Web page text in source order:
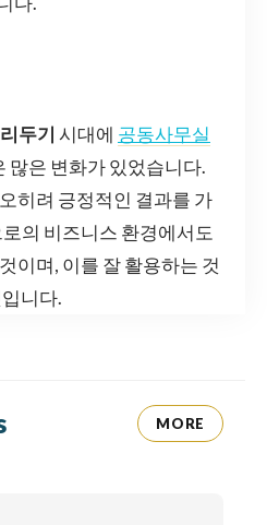
두기 시대에 공동사무실
많은 변화가 있었습니다.
히려 긍정적인 결과를 가
의 비즈니스 환경에서도
이며, 이를 잘 활용하는 것
니다.
MORE